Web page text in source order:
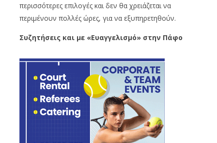
περισσότερες επιλογές και δεν θα χρειάζεται να
περιμένουν πολλές ώρες, για να εξυπηρετηθούν.
Συζητήσεις και με «Ευαγγελισμό» στην Πάφο